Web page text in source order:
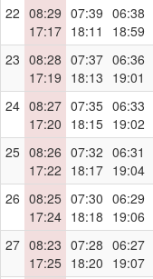
22 08:29
17:17
07:39
18:11
06:38
18:59
23 08:28
17:19
07:37
18:13
06:36
19:01
24 08:27
17:20
07:35
18:15
06:33
19:02
25 08:26
17:22
07:32
18:17
06:31
19:04
26 08:25
17:24
07:30
18:18
06:29
19:06
27 08:23
17:25
07:28
18:20
06:27
19:07